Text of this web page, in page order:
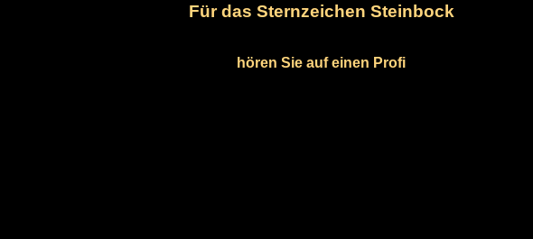
Für das Sternzeichen Steinbock
hören Sie auf einen Profi